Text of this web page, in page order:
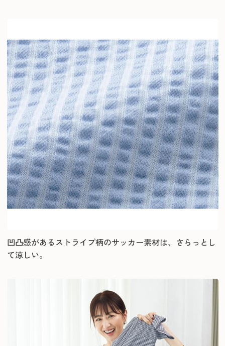
凹凸感があるストライプ柄のサッカー素材は、さらっとし
て涼しい。